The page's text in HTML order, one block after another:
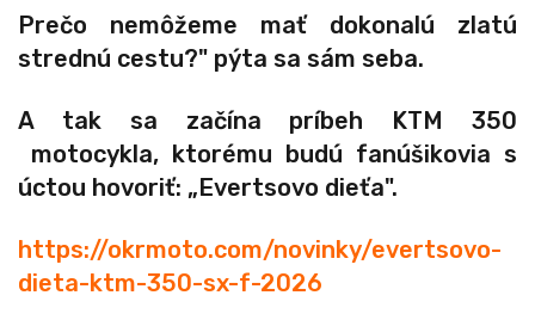
Prečo nemôžeme mať dokonalú zlatú
strednú cestu?" pýta sa sám seba.
A tak sa začína príbeh KTM 350
motocykla, ktorému budú fanúšikovia s
úctou hovoriť: „Evertsovo dieťa".
https://okrmoto.com/novinky/evertsovo-
dieta-ktm-350-sx-f-2026